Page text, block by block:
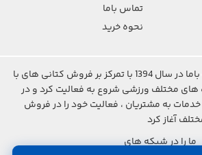
تماس باما
نحوه خرید
فروشگاه اینترنتی اسپرت باما در سال 1394 با تمرکز بر فروش کتانی های با
مختلف ورزشی شروع به فعالیت کرد و در
خدمات به مشتریان ، فعالیت خود را در فروش
آغاز کرد
ما را در شبکه های